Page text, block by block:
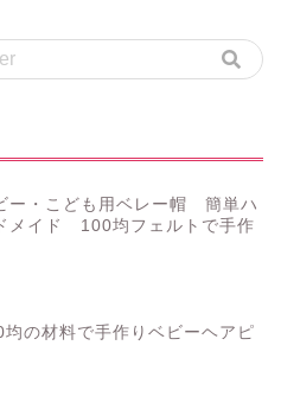
ー・こども用ベレー帽 簡単ハ
メイド 100均フェルトで手作
均の材料で手作りベビーヘアピ